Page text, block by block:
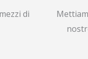
di